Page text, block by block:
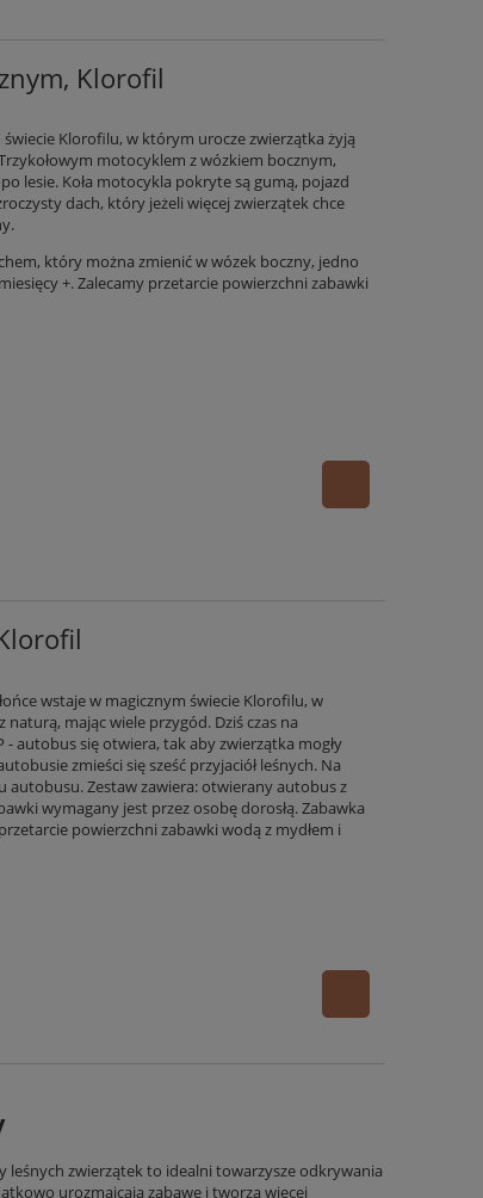
Klorofil
Klorofilu, w którym urocze zwierzątka żyją
motocyklem z wózkiem bocznym,
lesie. Koła motocykla pokryte są gumą, pojazd
dach, który jeżeli więcej zwierzątek chce
który można zmienić w wózek boczny, jedno
+. Zalecamy przetarcie powierzchni zabawki
wstaje w magicznym świecie Klorofilu, w
mając wiele przygód. Dziś czas na
autobus się otwiera, tak aby zwierzątka mogły
zmieści się sześć przyjaciół leśnych. Na
autobusu. Zestaw zawiera: otwierany autobus z
wymagany jest przez osobę dorosłą. Zabawka
powierzchni zabawki wodą z mydłem i
leśnych zwierzątek to idealni towarzysze odkrywania
urozmaicają zabawę i tworzą więcej